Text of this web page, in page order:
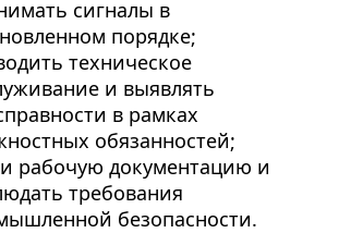
сигналы в
порядке;
техническое
и выявлять
в рамках
обязанностей;
рабочую документацию и
требования
безопасности.